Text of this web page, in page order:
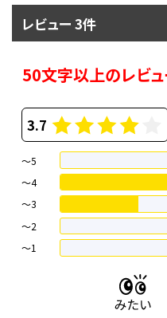
レビュー 3件
50文字以上のレビ
3.7
～5
～4
〜3
〜2
〜1